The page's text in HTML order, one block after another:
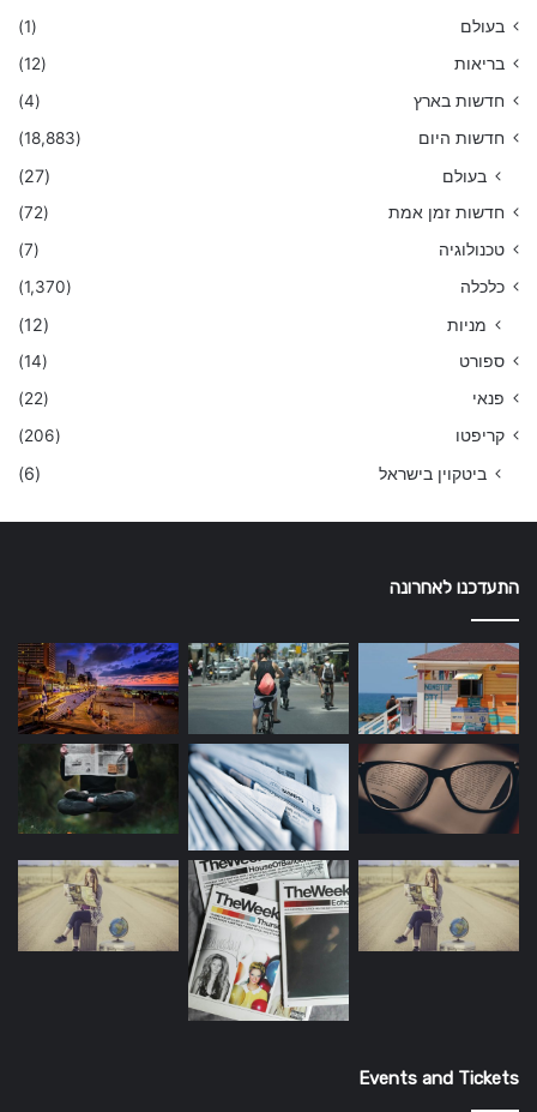
בעולם
(1)
בריאות
(12)
חדשות בארץ
(4)
חדשות היום
(18,883)
בעולם (27)
חדשות זמן אמת
(72)
טכנולוגיה
(7)
כלכלה
(1,370)
מניות (12)
ספורט
(14)
פנאי
(22)
קריפטו
(206)
ביטקוין בישראל (6)
התעדכנו לאחרונה
Events and Tickets